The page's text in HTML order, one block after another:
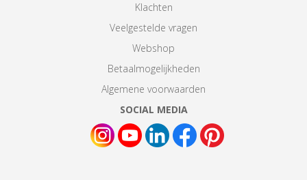
Klachten
Veelgestelde vragen
Webshop
Betaalmogelijkheden
Algemene voorwaarden
SOCIAL MEDIA